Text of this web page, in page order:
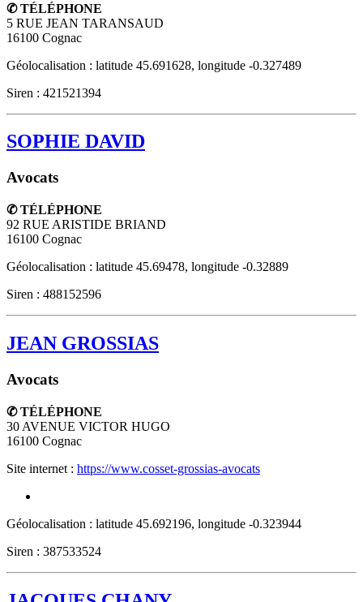
✆ TÉLÉPHONE
5 RUE JEAN TARANSAUD
16100 Cognac
Géolocalisation : latitude 45.691628, longitude -0.327489
Siren : 421521394
SOPHIE DAVID
Avocats
✆ TÉLÉPHONE
92 RUE ARISTIDE BRIAND
16100 Cognac
Géolocalisation : latitude 45.69478, longitude -0.32889
Siren : 488152596
JEAN GROSSIAS
Avocats
✆ TÉLÉPHONE
30 AVENUE VICTOR HUGO
16100 Cognac
Site internet : https://www.cosset-grossias-avocats
Géolocalisation : latitude 45.692196, longitude -0.323944
Siren : 387533524